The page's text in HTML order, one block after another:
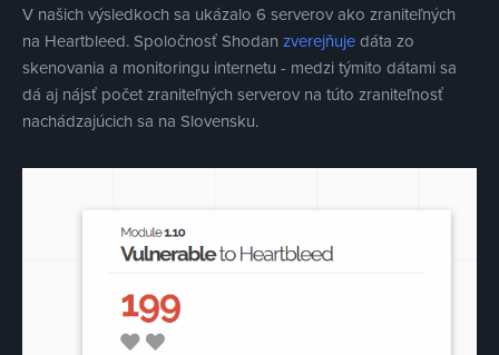
V našich výsledkoch sa ukázalo 6 serverov ako zraniteľných
na Heartbleed. Spoločnosť Shodan zverejňujedáta zo
skenovania a monitoringu internetu - medzi týmito dátami sa
dá aj nájsť počet zraniteľných serverov na túto zraniteľnosť
nachádzajúcich sa na Slovensku.